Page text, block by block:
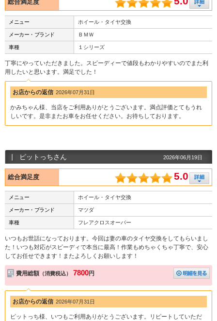
総合満足度
メニュー ホイール・タイヤ交換
メーカー・ブランド ＢＭＷ
車種 １シリーズ
丁寧にやっていただきました。スピーディーで値段もわかりやすいのでまた利
用したいと思います。満足でした！
お店からの返信 2026年07月31日
かみちゃん様、当店をご利用ありがとうございます。満点評価とてもうれ
しいです。是非またお車をお任せください。お待ちしております。
ピットっちさん 2026年06月19日
総合満足度 5.0
メニュー ホイール・タイヤ交換
メーカー・ブランド マツダ
車種 フレアクロスオーバー
いつもお世話になっております。今回は妻の車のタイヤ交換をしてもらいまし
た！いつも対応がスピーディで本当に最高！作業もめちゃくちゃ丁寧で、安心
してお任せできます！またよろしくお願いします！
費用総額 （消費税込） 7800円
お店からの返信 2026年07月31日
ピットっち様、いつもご利用ありがとうございます。リピートしていただ